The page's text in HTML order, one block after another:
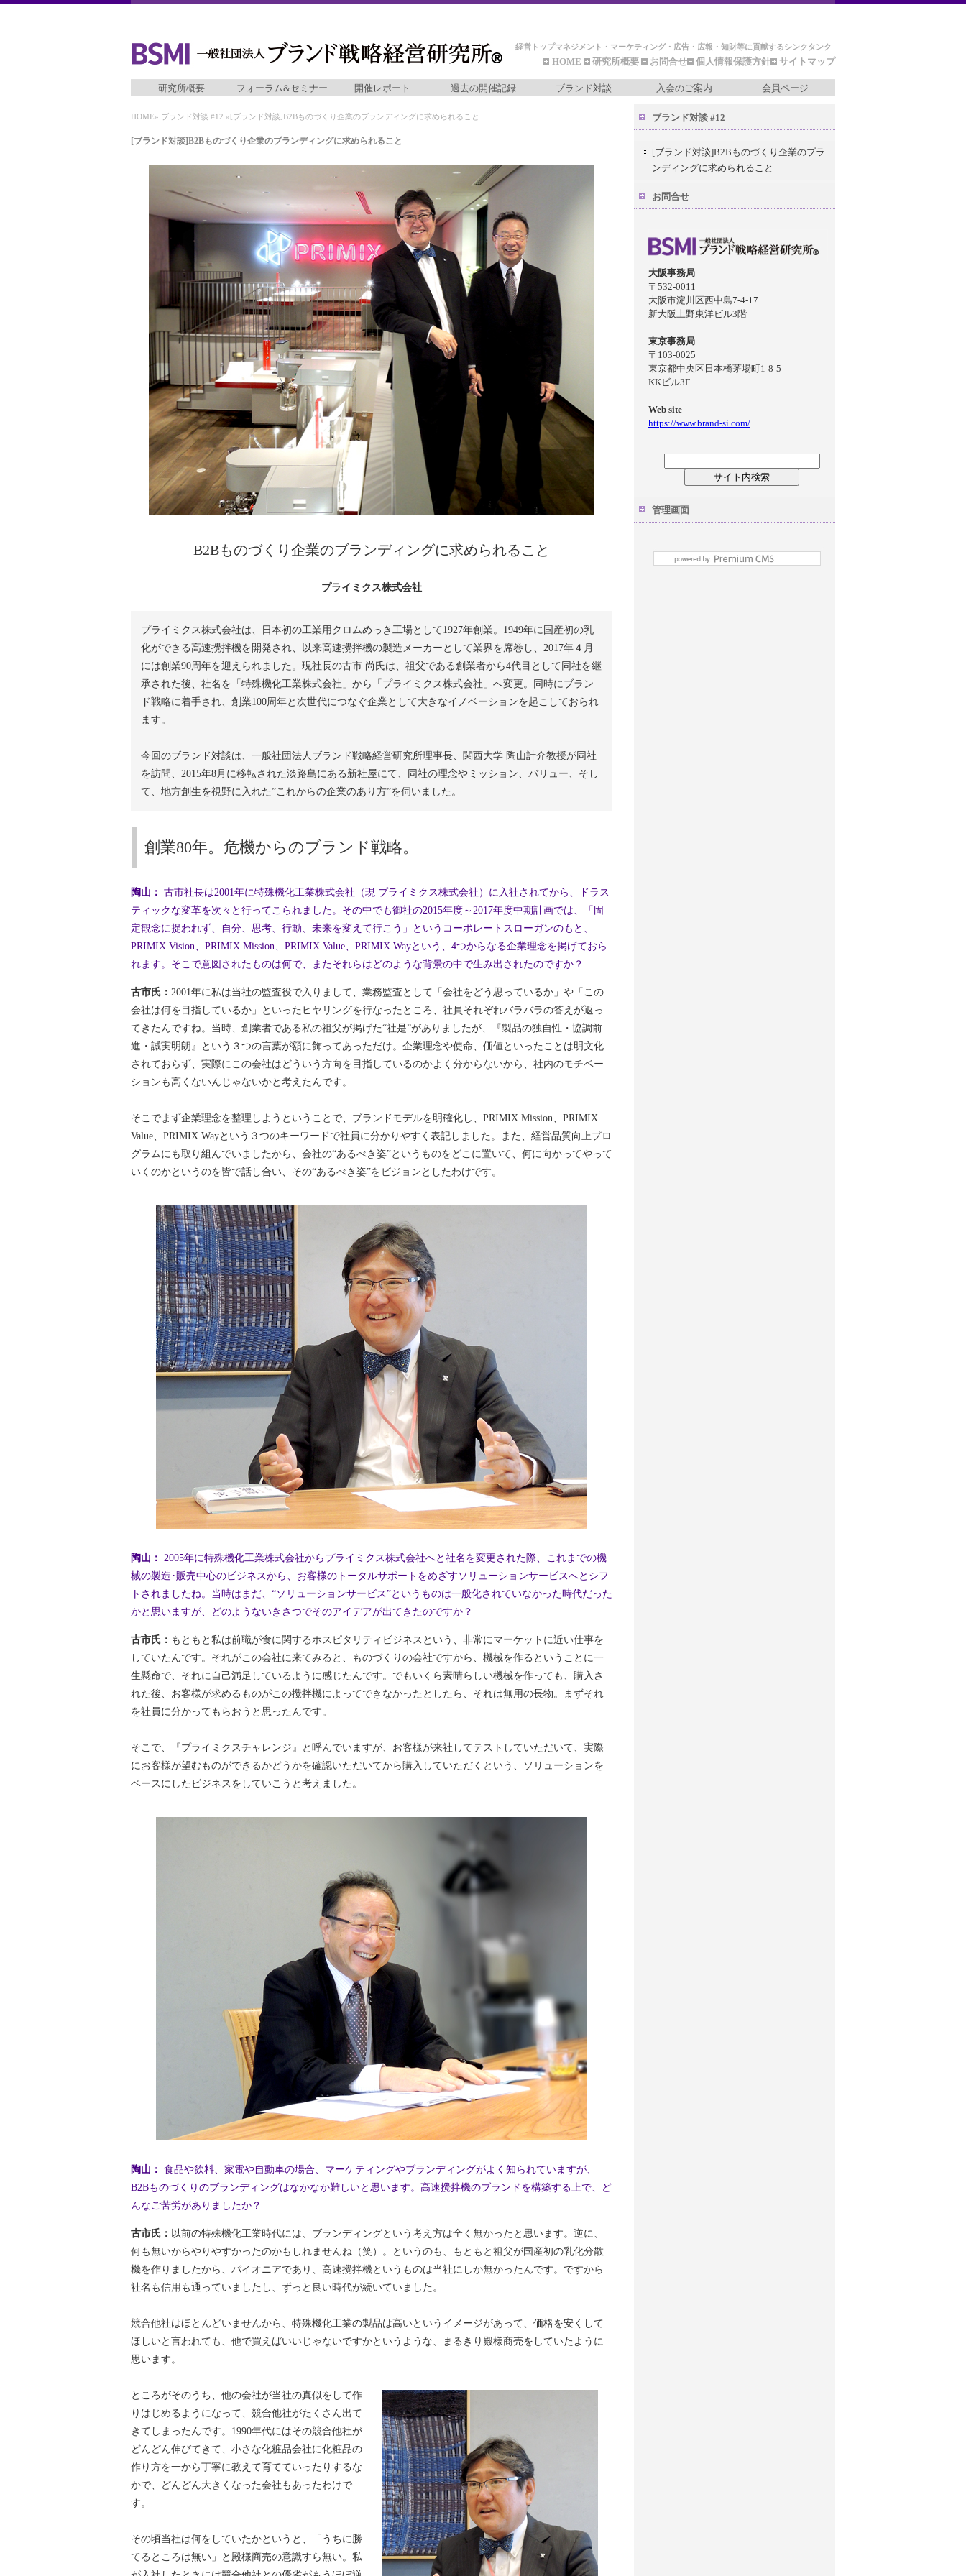
経営トップマネジメント・マーケティング・広告・広報・知財等に貢献するシンクタンク
HOME 研究所概要 お問合せ 個人情報保護方針 サイトマップ
研究所概要 フォーラム&セミナー 開催レポート 過去の開催記録 ブランド対談 入会のご案内 会員ページ
HOME» ブランド対談 #12 »[ブランド対談]B2Bものづくり企業のブランディングに求められること
[ブランド対談]B2Bものづくり企業のブランディングに求められること
B2Bものづくり企業のブランディングに求められること
プライミクス株式会社
プライミクス株式会社は、日本初の工業用クロムめっき工場として1927年創業。1949年に国産初の乳
化ができる高速攪拌機を開発され、以来高速攪拌機の製造メーカーとして業界を席巻し、2017年４月
には創業90周年を迎えられました。現社長の古市 尚氏は、祖父である創業者から4代目として同社を継
承された後、社名を「特殊機化工業株式会社」から「プライミクス株式会社」へ変更。同時にブラン
ド戦略に着手され、創業100周年と次世代につなぐ企業として大きなイノベーションを起こしておられ
ます。
今回のブランド対談は、一般社団法人ブランド戦略経営研究所理事長、関西大学 陶山計介教授が同社
を訪問、2015年8月に移転された淡路島にある新社屋にて、同社の理念やミッション、バリュー、そし
て、地方創生を視野に入れた”これからの企業のあり方”を伺いました。
創業80年。危機からのブランド戦略。
陶山： 古市社長は2001年に特殊機化工業株式会社（現 プライミクス株式会社）に入社されてから、ドラス
ティックな変革を次々と行ってこられました。その中でも御社の2015年度～2017年度中期計画では、「固
定観念に捉われず、自分、思考、行動、未来を変えて行こう」というコーポレートスローガンのもと、
PRIMIX Vision、PRIMIX Mission、PRIMIX Value、PRIMIX Wayという、4つからなる企業理念を掲げておら
れます。そこで意図されたものは何で、またそれらはどのような背景の中で生み出されたのですか？
古市氏： 2001年に私は当社の監査役で入りまして、業務監査として「会社をどう思っているか」や「この
会社は何を目指しているか」といったヒヤリングを行なったところ、社員それぞれバラバラの答えが返っ
てきたんですね。当時、創業者である私の祖父が掲げた“社是”がありましたが、『製品の独自性・協調前
進・誠実明朗』という３つの言葉が額に飾ってあっただけ。企業理念や使命、価値といったことは明文化
されておらず、実際にこの会社はどういう方向を目指しているのかよく分からないから、社内のモチベー
ションも高くないんじゃないかと考えたんです。
そこでまず企業理念を整理しようということで、ブランドモデルを明確化し、PRIMIX Mission、PRIMIX
Value、PRIMIX Wayという３つのキーワードで社員に分かりやすく表記しました。また、経営品質向上プロ
グラムにも取り組んでいましたから、会社の“あるべき姿”というものをどこに置いて、何に向かってやって
いくのかというのを皆で話し合い、その“あるべき姿”をビジョンとしたわけです。
陶山： 2005年に特殊機化工業株式会社からプライミクス株式会社へと社名を変更された際、これまでの機
械の製造･販売中心のビジネスから、お客様のトータルサポートをめざすソリューションサービスへとシフ
トされましたね。当時はまだ、“ソリューションサービス”というものは一般化されていなかった時代だった
かと思いますが、どのようないきさつでそのアイデアが出てきたのですか？
古市氏： もともと私は前職が食に関するホスピタリティビジネスという、非常にマーケットに近い仕事を
していたんです。それがこの会社に来てみると、ものづくりの会社ですから、機械を作るということに一
生懸命で、それに自己満足しているように感じたんです。でもいくら素晴らしい機械を作っても、購入さ
れた後、お客様が求めるものがこの攪拌機によってできなかったとしたら、それは無用の長物。まずそれ
を社員に分かってもらおうと思ったんです。
そこで、『プライミクスチャレンジ』と呼んでいますが、お客様が来社してテストしていただいて、実際
にお客様が望むものができるかどうかを確認いただいてから購入していただくという、ソリューションを
ベースにしたビジネスをしていこうと考えました。
陶山： 食品や飲料、家電や自動車の場合、マーケティングやブランディングがよく知られていますが、
B2Bものづくりのブランディングはなかなか難しいと思います。高速攪拌機のブランドを構築する上で、ど
んなご苦労がありましたか？
古市氏： 以前の特殊機化工業時代には、ブランディングという考え方は全く無かったと思います。逆に、
何も無いからやりやすかったのかもしれませんね（笑）。というのも、もともと祖父が国産初の乳化分散
機を作りましたから、パイオニアであり、高速攪拌機というものは当社にしか無かったんです。ですから
社名も信用も通っていましたし、ずっと良い時代が続いていました。
競合他社はほとんどいませんから、特殊機化工業の製品は高いというイメージがあって、価格を安くして
ほしいと言われても、他で買えばいいじゃないですかというような、まるきり殿様商売をしていたように
思います。
ところがそのうち、他の会社が当社の真似をして作
りはじめるようになって、競合他社がたくさん出て
きてしまったんです。1990年代にはその競合他社が
どんどん伸びてきて、小さな化粧品会社に化粧品の
作り方を一から丁寧に教えて育てていったりするな
かで、どんどん大きくなった会社もあったわけで
す。
その頃当社は何をしていたかというと、「うちに勝
てるところは無い」と殿様商売の意識すら無い。私
ブランド対談 #12
[ブランド対談]B2Bものづくり企業のブラ
ンディングに求められること
お問合せ
大阪事務局
〒532-0011
大阪市淀川区西中島7-4-17
新大阪上野東洋ビル3階
東京事務局
〒103-0025
東京都中央区日本橋茅場町1-8-5
KKビル3F
Web site
https://www.brand-si.com/
管理画面